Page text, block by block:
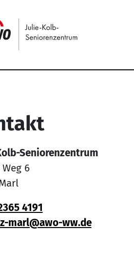
Seniorenzentrum
6
4191
marl@awo-ww.de